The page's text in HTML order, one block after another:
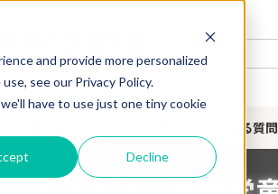
and provide more personalized
see our Privacy Policy.
have to use just one tiny cookie
Decline
よくある質問